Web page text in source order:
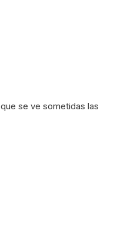
se ve sometidas las